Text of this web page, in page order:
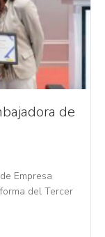
de
Empresa
del Tercer